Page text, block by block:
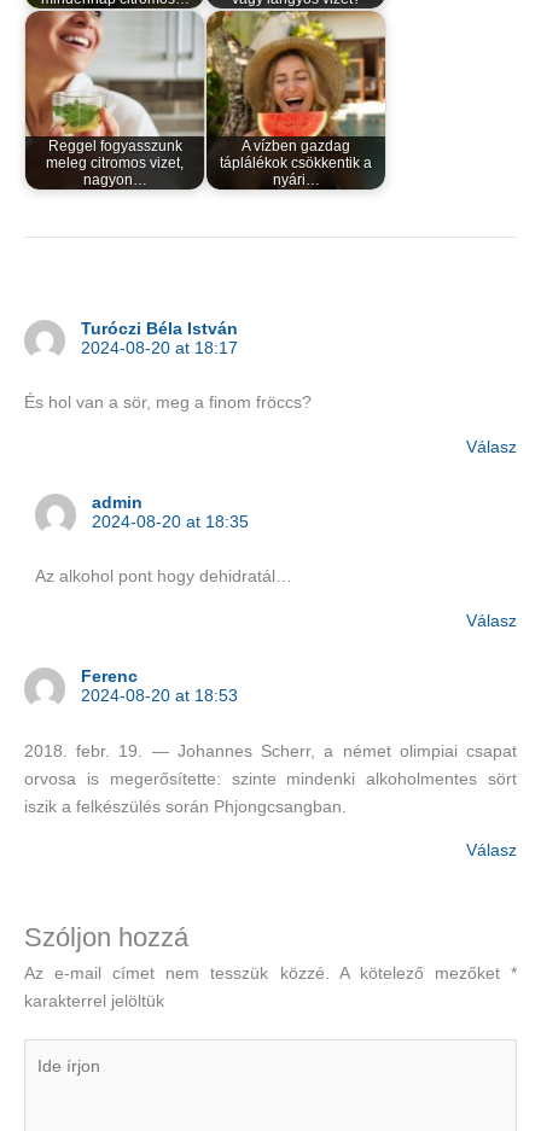
Reggel fogyasszunk
meleg citromos vizet,
nagyon…
A vízben gazdag
táplálékok csökkentik a
nyári…
Turóczi Béla István
2024-08-20 at 18:17
És hol van a sör, meg a finom fröccs?
Válasz
admin
2024-08-20 at 18:35
Az alkohol pont hogy dehidratál…
Válasz
Ferenc
2024-08-20 at 18:53
2018. febr. 19. — Johannes Scherr, a német olimpiai csapat
orvosa is megerősítette: szinte mindenki alkoholmentes sört
iszik a felkészülés során Phjongcsangban.
Válasz
Szóljon hozzá
Az e-mail címet nem tesszük közzé. A kötelező mezőket*
karakterrel jelöltük